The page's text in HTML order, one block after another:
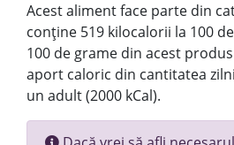
Acest aliment face parte din
conține 519 kilocalorii la 100
100 de grame din acest
aport caloric din cantitatea
un adult (2000 kCal).